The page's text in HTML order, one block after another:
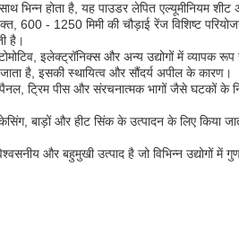
होता है, यह पाउडर लेपित एल्यूमीनियम शीट
600 - 1250 मिमी की चौड़ाई रेंज विशिष्ट
है।
इलेक्ट्रॉनिक्स और अन्य उद्योगों में व्यापक रूप
है, इसकी स्थायित्व और सौंदर्य अपील के कारण।
ट्रिम पीस और संरचनात्मक भागों जैसे घटकों के
बाड़ों और हीट सिंक के उत्पादन के लिए किया
और बहुमुखी उत्पाद है जो विभिन्न उद्योगों में